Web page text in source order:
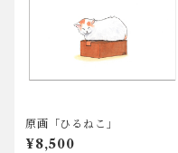
原画「ひるねこ」
¥8,500